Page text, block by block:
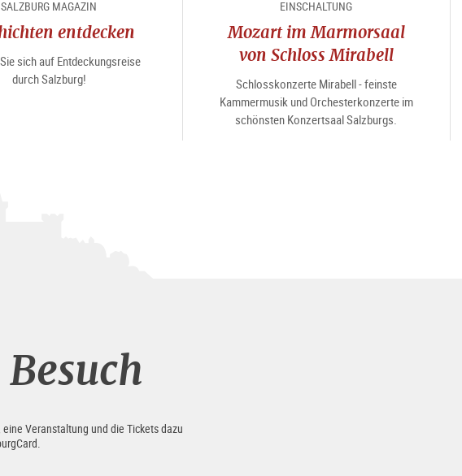
Magazin
SALZBURG MAGAZIN
entdecken
sich auf Entdeckungsreise
durch Salzburg!
EINSCHALTUNG
Mozart im Marmorsaal
von Schloss Mirabell
Schlosskonzerte Mirabell - feinste
Kammermusik und Orchesterkonzerte im
schönsten Konzertsaal Salzburgs.
Veranstaltung und die Tickets dazu